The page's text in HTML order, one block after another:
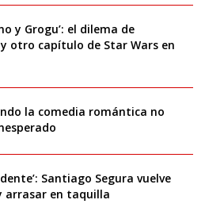
y Grogu’: el dilema de
otro capítulo de Star Wars en
la comedia romántica no
Santiago Segura vuelve
arrasar en taquilla